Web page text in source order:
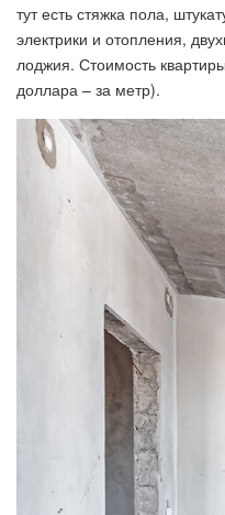
тут есть стяжка пола,
электрики и отопления,
лоджия. Стоимость
доллара – за метр).